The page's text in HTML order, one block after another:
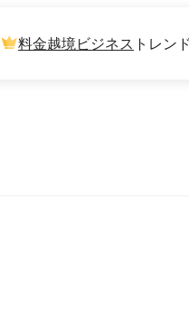
料金越境ビジネス トレン